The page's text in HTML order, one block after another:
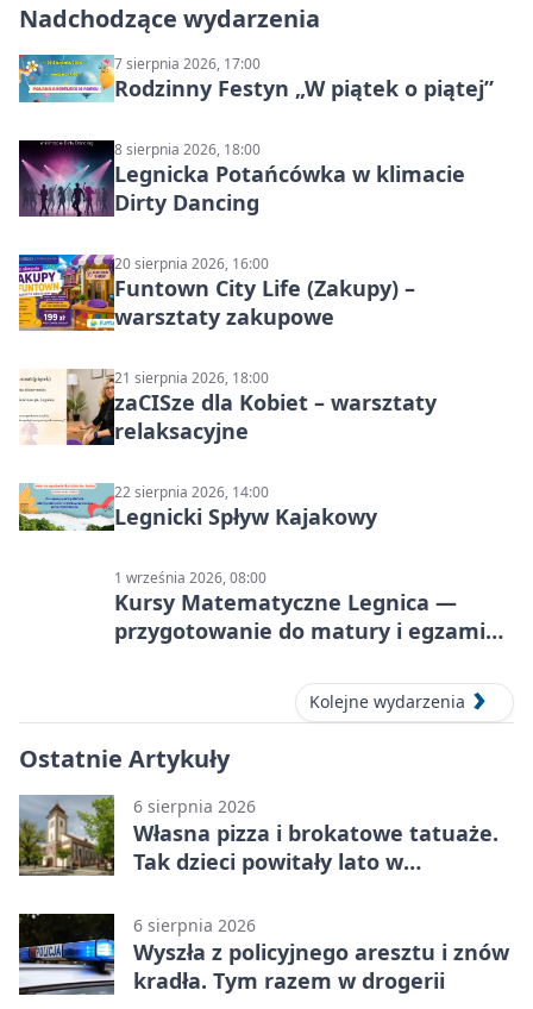
Nadchodzące wydarzenia
7 sierpnia 2026, 17:00
Rodzinny Festyn „W piątek o piątej”
8 sierpnia 2026, 18:00
Legnicka Potańcówka w klimacie
Dirty Dancing
20 sierpnia 2026, 16:00
Funtown City Life (Zakupy) –
warsztaty zakupowe
21 sierpnia 2026, 18:00
zaCISze dla Kobiet – warsztaty
relaksacyjne
22 sierpnia 2026, 14:00
Legnicki Spływ Kajakowy
1 września 2026, 08:00
Kursy Matematyczne Legnica —
przygotowanie do matury i egzaminu
Kolejne wydarzenia
Ostatnie Artykuły
6 sierpnia 2026
Własna pizza i brokatowe tatuaże.
Tak dzieci powitały lato w
6 sierpnia 2026
Wyszła z policyjnego aresztu i znów
kradła. Tym razem w drogerii